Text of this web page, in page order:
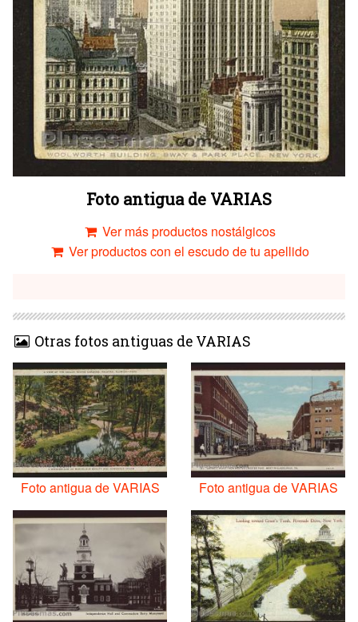
Foto antigua de VARIAS
Ver más productos nostálgicos
Ver productos con el escudo de tu apellido
Otras fotos antiguas de VARIAS
Foto antigua de VARIAS Foto antigua de VARIAS